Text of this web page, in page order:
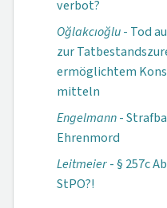
verbot?
Oğlakcıoğlu- Tod
zur
ermöglichtem
mitteln
Engelmann-
Ehrenmord
Leitmeier- § 257c
StPO?!